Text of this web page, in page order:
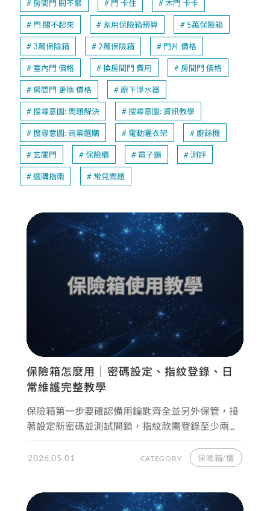
房間門 關不緊 門 卡住 木門 卡卡
門 關不起來 家用保險箱預算 5萬保險箱
3萬保險箱 2萬保險箱 門片 價格
室內門 價格 換房間門 費用 房間門 價格
房間門 更換 價格 廚下淨水器
搜尋意圖: 問題解決 搜尋意圖: 資訊教學
搜尋意圖: 商業選購 電動曬衣架 廚餘機
玄關門 保險櫃 電子鎖 測評
選購指南 常見問題
保險箱怎麼用｜密碼設定、指紋登錄、日
常維護完整教學
保險箱第一步要確認備用鑰匙齊全並另外保管，接
著設定新密碼並測試開鎖，指紋款需登錄至少兩...
2026.05.01 CATEGORY 保險箱/櫃